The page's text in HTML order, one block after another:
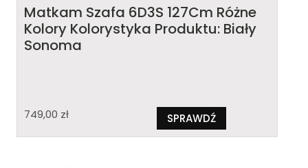
Matkam Szafa 6D3S 127Cm Różne
Kolory Kolorystyka Produktu: Biały
Sonoma
749,00 zł SPRAWDŹ